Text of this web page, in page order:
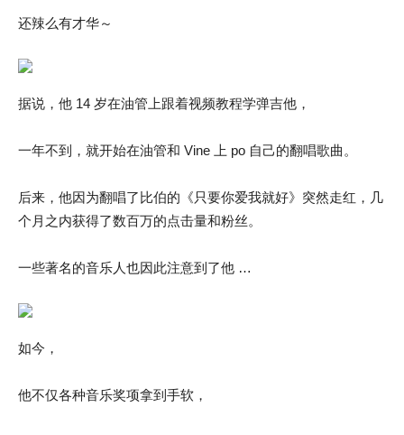
还辣么有才华～
据说，他 14 岁在油管上跟着视频教程学弹吉他，
一年不到，就开始在油管和 Vine 上 po 自己的翻唱歌曲。
后来，他因为翻唱了比伯的《只要你爱我就好》突然走红，几
个月之内获得了数百万的点击量和粉丝。
一些著名的音乐人也因此注意到了他 …
如今，
他不仅各种音乐奖项拿到手软，